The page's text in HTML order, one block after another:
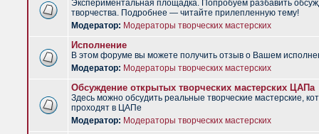
Экспериментальная площадка. Попробуем разбавить
творчества. Подробнее — читайте прилепленную тему!
Модератор: Модераторы творческих мастерских
Исполнение
В этом форуме вы можете получить отзыв о Вашем
Модератор: Модераторы творческих мастерских
Обсуждение открытых творческих мастерских ЦАПа
Здесь можно обсудить реальные творческие мастерские,
проходят в ЦАПе
Модератор: Модераторы творческих мастерских